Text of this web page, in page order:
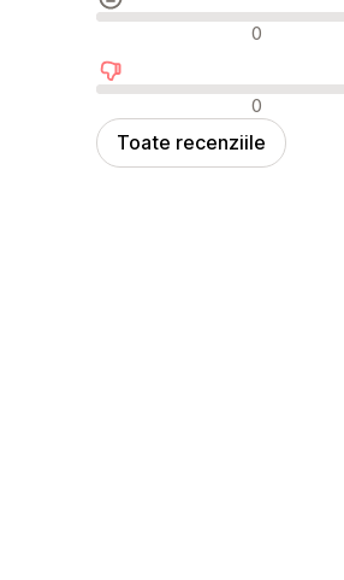
Recenzii neutre 0
Recenzii negative0
Toate recenziile